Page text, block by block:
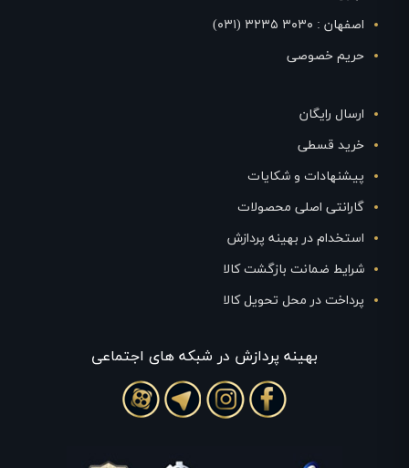
اصفهان : ۳۰۳۰ ۳۲۳۵ (۰۳۱)
حریم خصوصی
ارسال رایگان
خرید قسطی
پیشنهادات و شکایات
گارانتی اصلی محصولات
استخدام در بهینه پردازش
شرایط ضمانت بازگشت کالا
پرداخت در محل تحویل کالا
بهينه پردازش در شبکه های اجتماعی